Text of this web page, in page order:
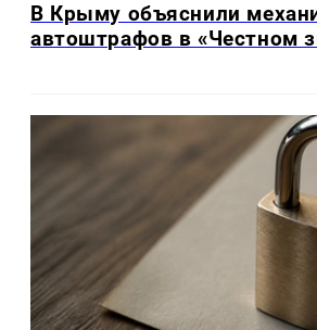
В Крыму объяснили
автоштрафов в «Честном